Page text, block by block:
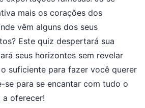
mais os corações dos
vêm alguns dos seus
Este quiz despertará sua
seus horizontes sem revelar
suficiente para fazer você querer
se para se encantar com tudo o
a oferecer!